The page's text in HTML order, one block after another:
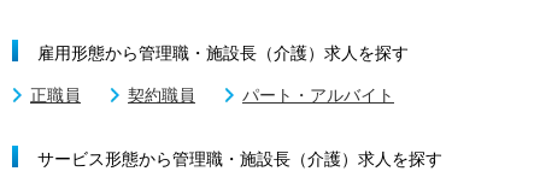
雇用形態から管理職・施設長（介護）求人を探す
正職員 契約職員 パート・アルバイト
サービス形態から管理職・施設長（介護）求人を探す